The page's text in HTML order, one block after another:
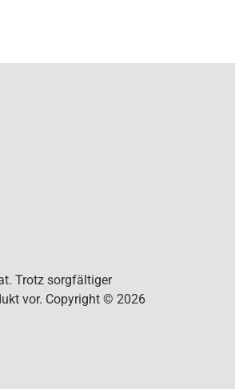
Trotz sorgfältiger
vor. Copyright © 2026